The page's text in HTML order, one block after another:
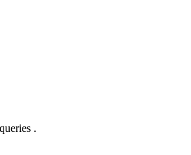
.